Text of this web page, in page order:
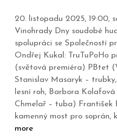
20. listopadu 2025, 19:00,
Vinohrady Dny soudobé
spolupráci se Společností
Ondřej Kukal: TruTuPoHo
(světová premiéra) PBtet
Stanislav Masaryk –
lesní roh, Barbora
Chmelař – tuba) František
kamenný most pro soprán,
more